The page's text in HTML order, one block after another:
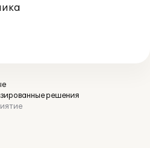
решения